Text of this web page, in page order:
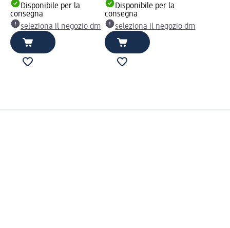
Disponibile per la
consegna
seleziona il negozio dm
Disponibile per la
consegna
seleziona il negozio dm